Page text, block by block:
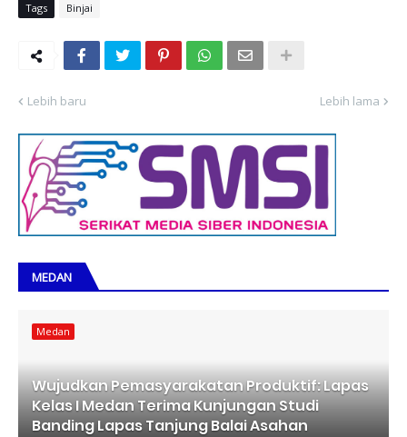
Tags Binjai
Lebih baru Lebih lama
MEDAN
Medan
Wujudkan Pemasyarakatan Produktif: Lapas
Kelas I Medan Terima Kunjungan Studi
Banding Lapas Tanjung Balai Asahan